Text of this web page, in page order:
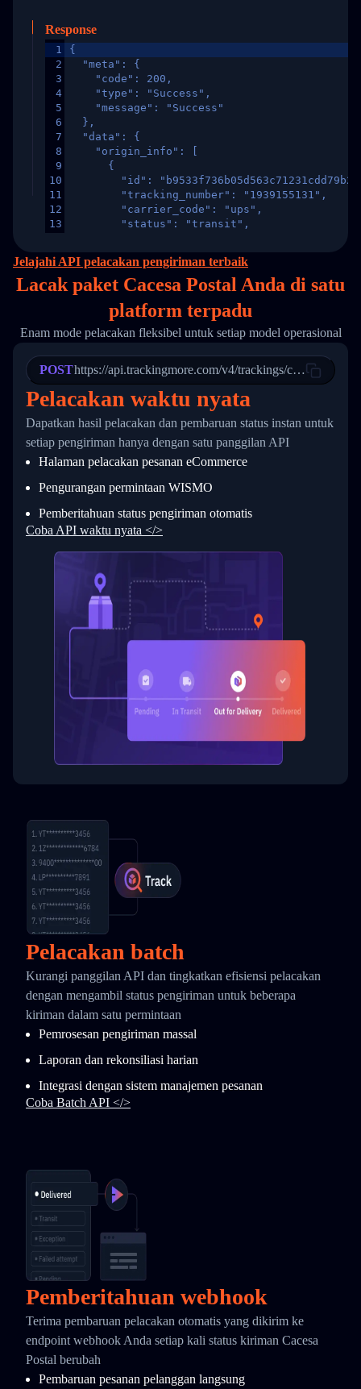
Response
1
2
3
4
5
6
7
8
9
10
11
12
13
16
17
21
22
23
24
25
27
28
29
31
33
34
{
  "meta": {
    "code": 200,
    "type": "Success",
    "message": "Success"
  },
  "data": {
    "origin_info": [
      {
"id":
        "tracking_number": "1939155131",
        "carrier_code": "ups",
        "status": "transit",
        "itemTimeLength": 2,
        "weblink": "",
        "phone": null,
        "trackinfo": [
          {
            "Date": "2017-03-08 04: 22: 00",
"StatusDescription": "Departed
"Details": "Departed Facility
          },
          {
            "Date": "2017-03-06 15:28:00",
"StatusDescription": "Shipment
"Details": "BEIJING-
          }
        ]
      }
  }
}
Jelajahi API pelacakan pengiriman terbaik
Lacak paket Cacesa Postal Anda di satu
platform terpadu
Enam mode pelacakan fleksibel untuk setiap model operasional
POSThttps://api.trackingmore.com/v4/trackings/create
Pelacakan waktu nyata
Dapatkan hasil pelacakan dan pembaruan status instan untuk
setiap pengiriman hanya dengan satu panggilan API
Halaman pelacakan pesanan eCommerce
Pengurangan permintaan WISMO
Pemberitahuan status pengiriman otomatis
Coba API waktu nyata </>
Pelacakan batch
Kurangi panggilan API dan tingkatkan efisiensi pelacakan
dengan mengambil status pengiriman untuk beberapa
kiriman dalam satu permintaan
Pemrosesan pengiriman massal
Laporan dan rekonsiliasi harian
Integrasi dengan sistem manajemen pesanan
Coba Batch API </>
Pemberitahuan webhook
Terima pembaruan pelacakan otomatis yang dikirim ke
endpoint webhook Anda setiap kali status kiriman Cacesa
Postal berubah
Pembaruan pesanan pelanggan langsung